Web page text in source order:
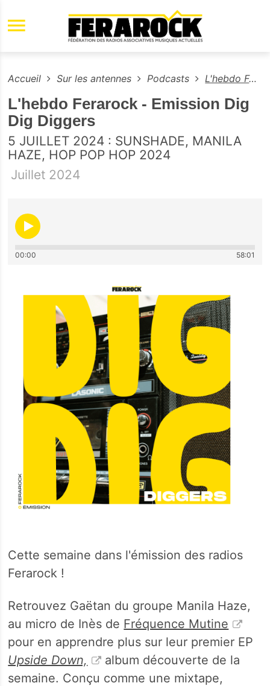
Aller au contenu principal
Accueil Sur les antennes Podcasts L'hebdo Ferarock - Emission Dig Dig Diggers
L'hebdo Ferarock - Emission Dig
Dig Diggers
5 JUILLET 2024 : SUNSHADE, MANILA
HAZE, HOP POP HOP 2024
Juillet 2024
00:00 58:01
Cette semaine dans l'émission des radios
Ferarock !
Retrouvez Gaëtan du groupe Manila Haze,
au micro de Inès de Fréquence Mutine
pour en apprendre plus sur leur premier EP
Upside Down,
album découverte de la
semaine. Conçu comme une mixtape,